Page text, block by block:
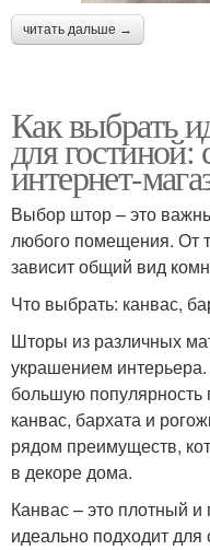
читать дальше →
Как выбрать
для гостиной:
интернет-
Выбор штор – это
любого помещения. От
зависит общий вид
Что выбрать: канвас,
Шторы из различных
украшением
большую популярность
канвас, бархата и
рядом преимуществ,
в декоре дома.
Канвас – это плотный
идеально подходит для